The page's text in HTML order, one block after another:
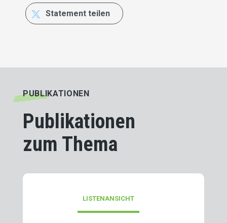
Statement teilen
PUBLIKATIONEN
Publikationen
zum Thema
LISTENANSICHT